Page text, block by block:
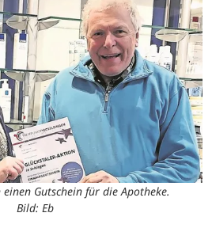
Gutschein für die Apotheke.
Bild: Eb